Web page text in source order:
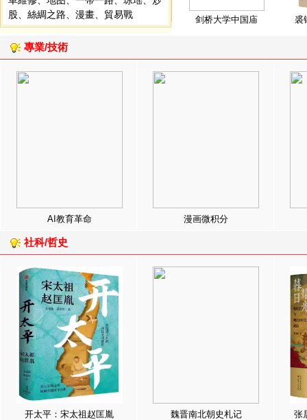
股
絲綢之路 漫畫 貿易戰 剑桥大学中国庙 裘
專業/技術
AI教育革命 漫画微积分
社科/哲史
开太平：宋太祖赵匡胤 魏晋南北朝史札记 张